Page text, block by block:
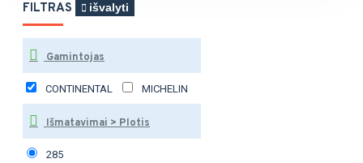
FILTRAS išvalyti
Gamintojas
CONTINENTAL MICHELIN
Išmatavimai > Plotis
285